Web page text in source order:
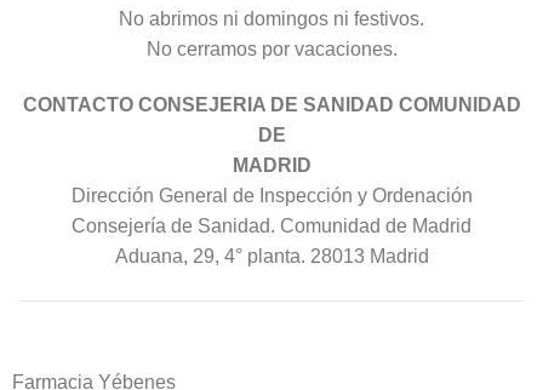
No abrimos ni domingos ni festivos.
No cerramos por vacaciones.
CONTACTO CONSEJERIA DE SANIDAD COMUNIDAD
DE
MADRID
Dirección General de Inspección y Ordenación
Consejería de Sanidad. Comunidad de Madrid
Aduana, 29, 4° planta. 28013 Madrid
Farmacia Yébenes